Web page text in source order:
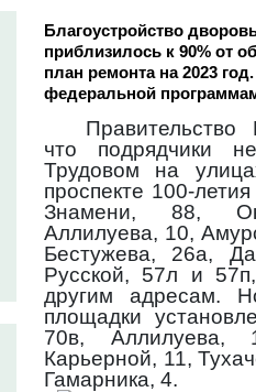
Благоустройство
приблизилось к 90% от
план ремонта на 2023
федеральной
что подрядчики
Трудовом на
проспекте 100-
Знамени, 88,
Аллилуева, 10,
Бестужева, 26а,
Русской, 57л и
другим адресам.
площадки
70в,
Карьерной, 11,
Гамарника, 4.